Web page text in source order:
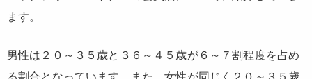
ます。
男性は２０～３５歳と３６～４５歳が６～７割程度を占め
る割合となっています。また、女性が同じく２０～３５歳